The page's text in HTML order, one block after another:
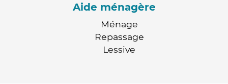
Aide ménagère
Ménage
Repassage
Lessive